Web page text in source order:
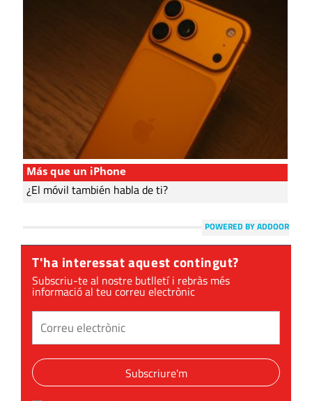
Más que un iPhone
¿El móvil también habla de ti?
POWERED BY ADDOOR
T'ha interessat aquest contingut?
Subscriu-te al nostre butlletí i rebràs més
informació al teu correu electrònic
Subscriure'm